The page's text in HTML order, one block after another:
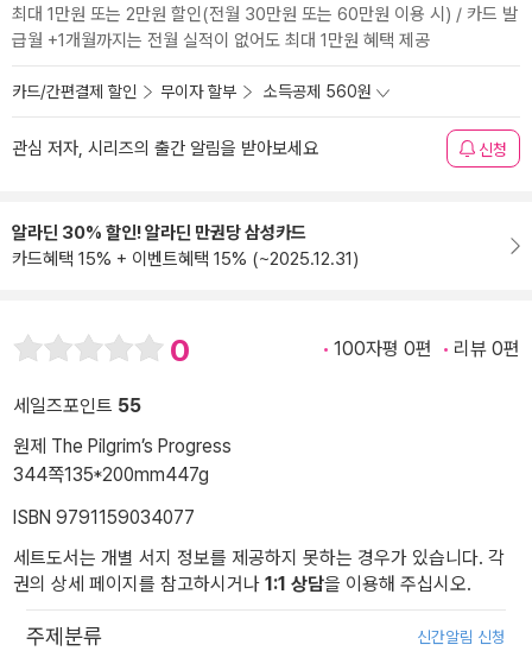
최대 1만원 또는 2만원 할인(전월 30만원 또는 60만원 이용 시) / 카드 발
급월 +1개월까지는 전월 실적이 없어도 최대 1만원 혜택 제공
카드/간편결제 할인 무이자 할부 소득공제 560원
관심 저자, 시리즈의 출간 알림을 받아보세요 신청
알라딘 30% 할인! 알라딘 만권당 삼성카드
카드혜택 15% + 이벤트혜택 15% (~2025.12.31)
0 100자평 0편 리뷰 0편
세일즈포인트 55
원제 The Pilgrim’s Progress
344쪽135*200mm447g
ISBN 9791159034077
세트도서는 개별 서지 정보를 제공하지 못하는 경우가 있습니다. 각
권의 상세 페이지를 참고하시거나 1:1 상담을 이용해 주십시오.
주제분류 신간알림 신청